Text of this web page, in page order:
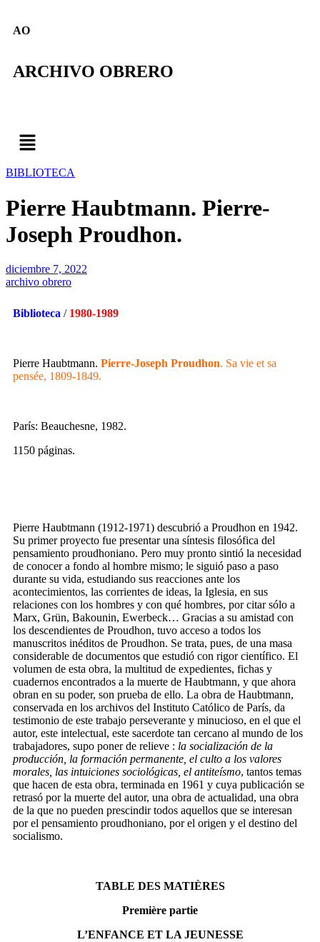
AO
ARCHIVO OBRERO
BIBLIOTECA
Pierre Haubtmann. Pierre-
Joseph Proudhon.
diciembre 7, 2022
archivo obrero
Biblioteca / 1980-1989
Pierre Haubtmann. Pierre-Joseph Proudhon. Sa vie et sa
pensée, 1809-1849.
París: Beauchesne, 1982.
1150 páginas.
Pierre Haubtmann (1912-1971) descubrió a Proudhon en 1942.
Su primer proyecto fue presentar una síntesis filosófica del
pensamiento proudhoniano. Pero muy pronto sintió la necesidad
de conocer a fondo al hombre mismo; le siguió paso a paso
durante su vida, estudiando sus reacciones ante los
acontecimientos, las corrientes de ideas, la Iglesia, en sus
relaciones con los hombres y con qué hombres, por citar sólo a
Marx, Grün, Bakounin, Ewerbeck… Gracias a su amistad con
los descendientes de Proudhon, tuvo acceso a todos los
manuscritos inéditos de Proudhon. Se trata, pues, de una masa
considerable de documentos que estudió con rigor científico. El
volumen de esta obra, la multitud de expedientes, fichas y
cuadernos encontrados a la muerte de Haubtmann, y que ahora
obran en su poder, son prueba de ello. La obra de Haubtmann,
conservada en los archivos del Instituto Católico de París, da
testimonio de este trabajo perseverante y minucioso, en el que el
autor, este intelectual, este sacerdote tan cercano al mundo de los
trabajadores, supo poner de relieve : la socialización de la
producción, la formación permanente, el culto a los valores
morales, las intuiciones sociológicas, el antiteísmo, tantos temas
que hacen de esta obra, terminada en 1961 y cuya publicación se
retrasó por la muerte del autor, una obra de actualidad, una obra
de la que no pueden prescindir todos aquellos que se interesan
por el pensamiento proudhoniano, por el origen y el destino del
socialismo.
TABLE DES MATIÈRES
Première partie
L’ENFANCE ET LA JEUNESSE